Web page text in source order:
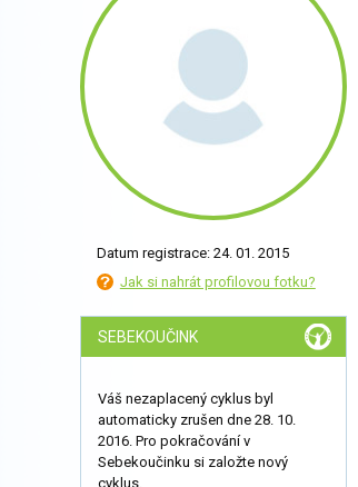
Datum registrace: 24. 01. 2015
Jak si nahrát profilovou fotku?
SEBEKOUČINK
Váš nezaplacený cyklus byl
automaticky zrušen dne 28. 10.
2016. Pro pokračování v
Sebekoučinku si založte nový
cyklus.